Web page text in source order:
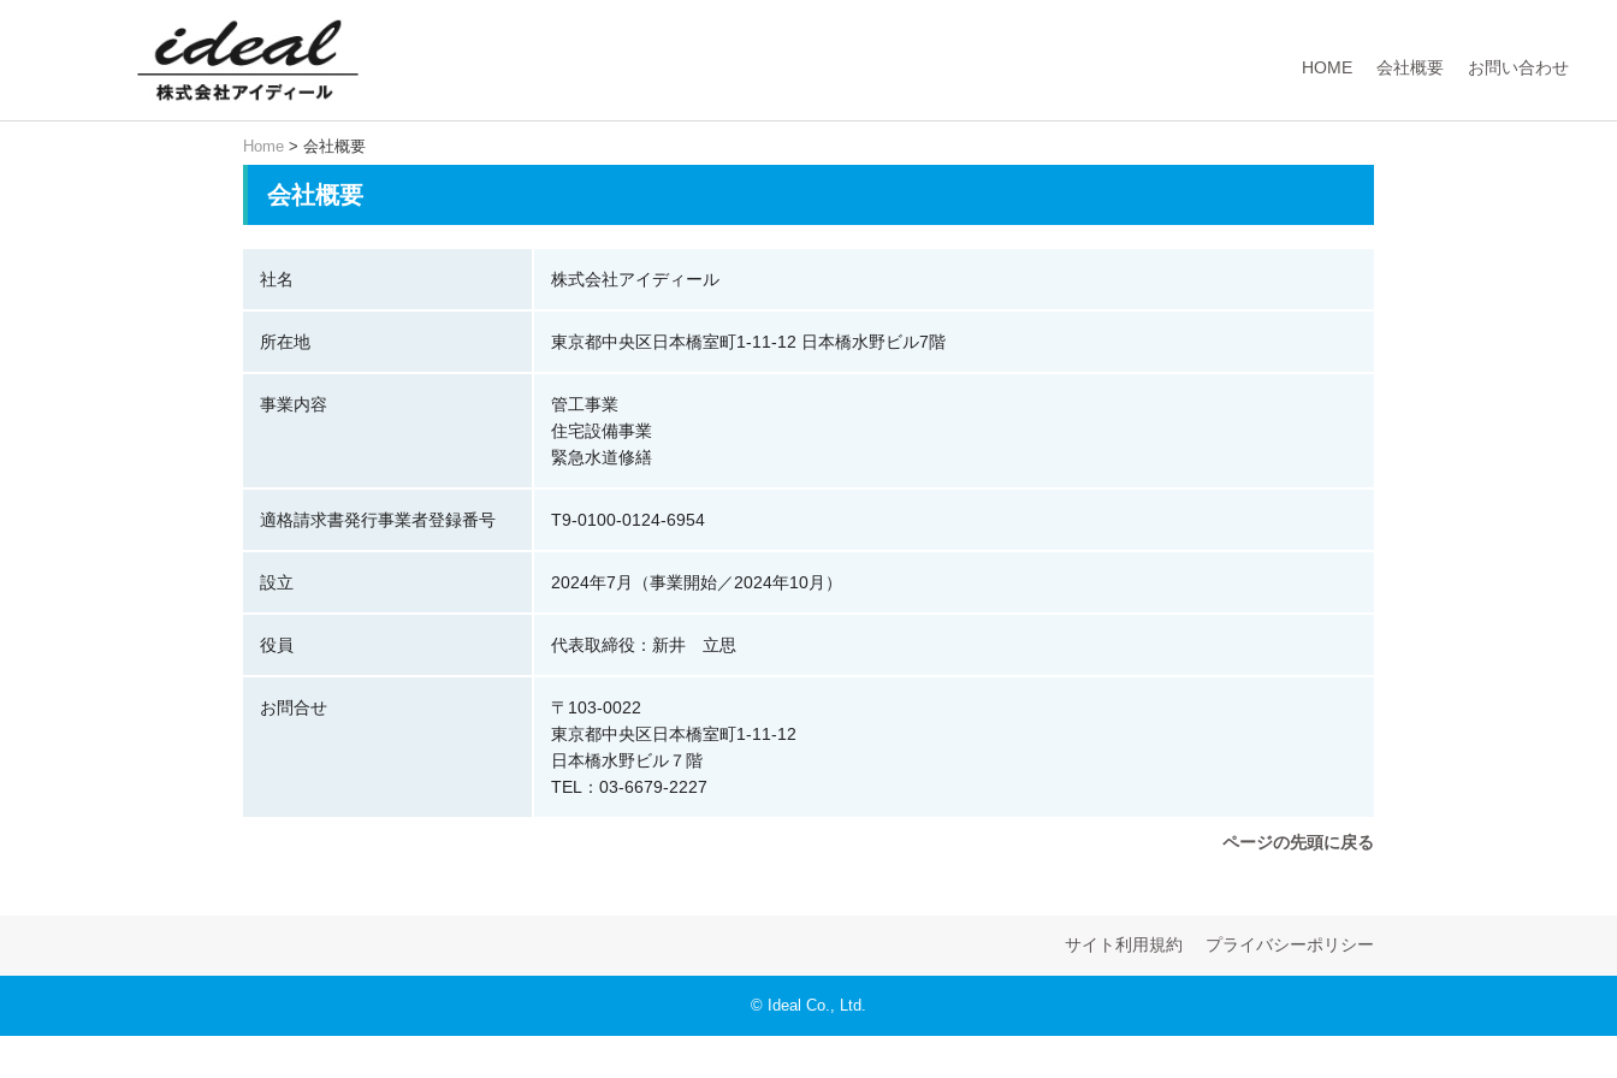
HOME 会社概要 お問い合わせ
Home > 会社概要
会社概要
社名 株式会社アイディール
所在地 東京都中央区日本橋室町1-11-12 日本橋水野ビル7階
事業内容
管工事業
住宅設備事業
緊急水道修繕
適格請求書発行事業者登録番号 T9-0100-0124-6954
設立 2024年7月（事業開始／2024年10月）
役員 代表取締役：新井 立思
お問合せ
〒103-0022
東京都中央区日本橋室町1-11-12
日本橋水野ビル７階
TEL：03-6679-2227
ページの先頭に戻る
サイト利用規約 プライバシーポリシー
© Ideal Co., Ltd.